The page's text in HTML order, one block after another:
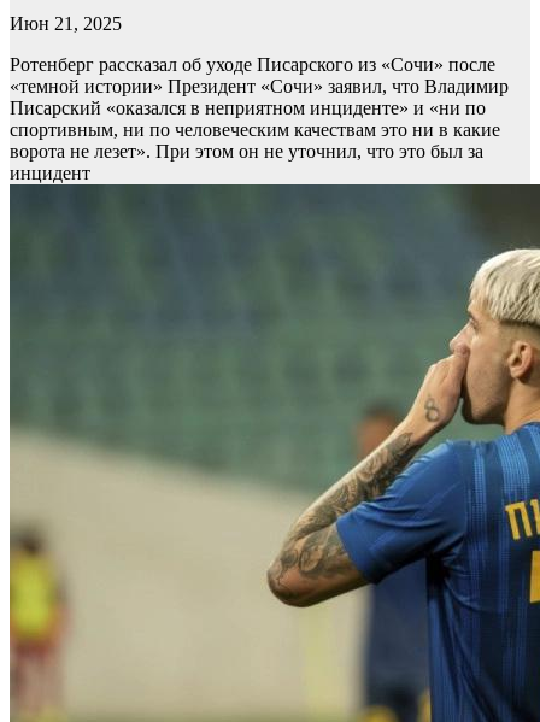
Июн 21, 2025
Ротенберг рассказал об уходе Писарского из «Сочи» после
«темной истории» Президент «Сочи» заявил, что Владимир
Писарский «оказался в неприятном инциденте» и «ни по
спортивным, ни по человеческим качествам это ни в какие
ворота не лезет». При этом он не уточнил, что это был за
инцидент